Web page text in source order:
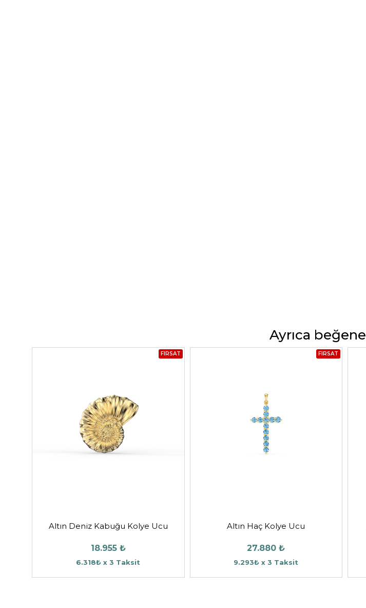
Ayrıca
FIRSAT
Altın Deniz Kabuğu Kolye Ucu
18.955 ₺
6.318₺ x 3 Taksit
FIRSAT
Altın Haç Kolye Ucu
27.880 ₺
9.293₺ x 3 Taksit